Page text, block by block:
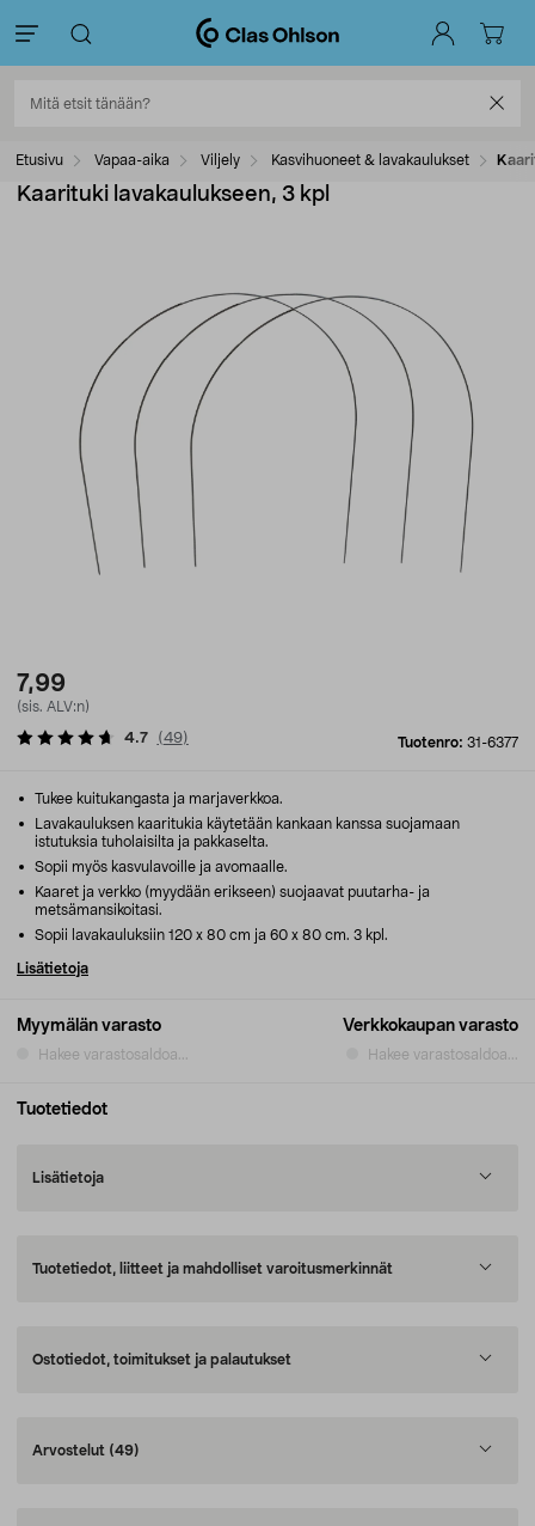
Etusivu Vapaa-aika Viljely Kasvihuoneet & lavakaulukset
Kaarituki lavakaulukseen, 3 kpl
7,99
(sis. ALV:n)
Tuotenro: 31-6377
4.7 (49)
Myymälän varasto
Hakee varastosaldoa...
Verkkokaupan varasto
Hakee varastosaldoa...
Tukee kuitukangasta ja marjaverkkoa.
Lavakauluksen kaaritukia käytetään kankaan kanssa suojamaan
istutuksia tuholaisilta ja pakkaselta.
Sopii myös kasvulavoille ja avomaalle.
Kaaret ja verkko (myydään erikseen) suojaavat puutarha- ja
metsämansikoitasi.
Sopii lavakauluksiin 120 x 80 cm ja 60 x 80 cm. 3 kpl.
Lisätietoja
Tuotetiedot
Lisätietoja
Tuotetiedot, liitteet ja mahdolliset varoitusmerkinnät
Ostotiedot, toimitukset ja palautukset
Arvostelut (49)